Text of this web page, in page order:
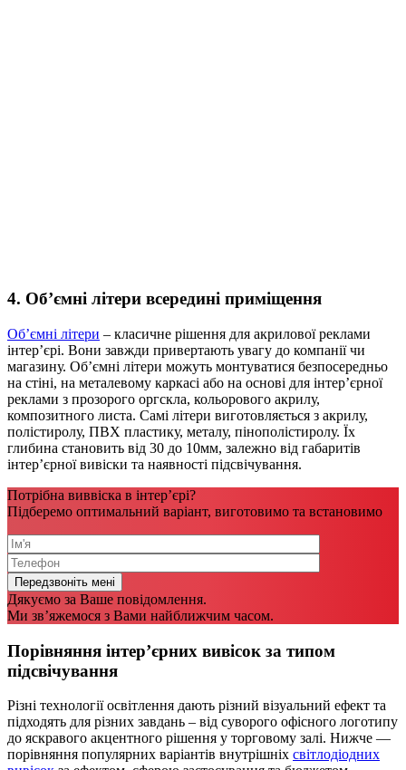
4. Об’ємні літери всередині приміщення
Об’ємні літери – класичне рішення для акрилової реклами
інтер’єрі. Вони завжди привертають увагу до компанії чи
магазину. Об’ємні літери можуть монтуватися безпосередньо
на стіні, на металевому каркасі або на основі для інтер’єрної
реклами з прозорого оргскла, кольорового акрилу,
композитного листа. Самі літери виготовляється з акрилу,
полістиролу, ПВХ пластику, металу, пінополістиролу. Їх
глибина становить від 30 до 10мм, залежно від габаритів
інтер’єрної вивіски та наявності підсвічування.
Потрібна виввіска в інтер’єрі?
Підберемо оптимальний варіант, виготовимо та встановимо
Дякуємо за Ваше повідомлення.
Ми зв’яжемося з Вами найближчим часом.
Порівняння інтер’єрних вивісок за типом
підсвічування
Різні технології освітлення дають різний візуальний ефект та
підходять для різних завдань – від суворого офісного логотипу
до яскравого акцентного рішення у торговому залі. Нижче —
порівняння популярних варіантів внутрішніх світлодіодних